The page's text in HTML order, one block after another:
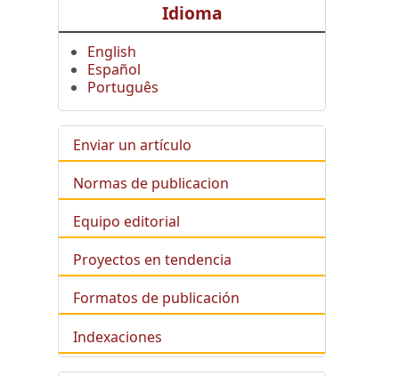
Idioma
English
Español
Português
Enviar un artículo
Normas de publicacion
Equipo editorial
Proyectos en tendencia
Formatos de publicación
Indexaciones